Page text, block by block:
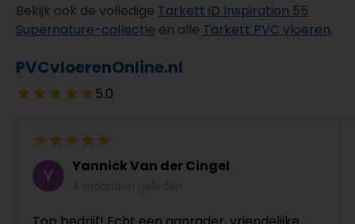
Bekijk ook de volledige Tarkett iD Inspiration 55
Supernature-collectie en alle Tarkett PVC vloeren.
PVCvloerenOnline.nl
5.0
Yannick Van der Cingel